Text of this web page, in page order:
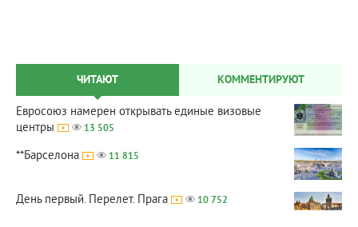
ЧИТАЮТ КОММЕНТИРУЮТ
Евросоюз намерен открывать единые визовые
центры
13 505
**Барселона 11 815
День первый. Перелет. Прага 10 752